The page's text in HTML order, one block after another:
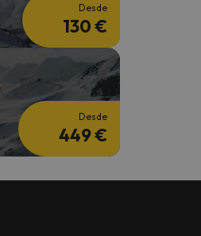
Desde
130 €
Desde
449 €